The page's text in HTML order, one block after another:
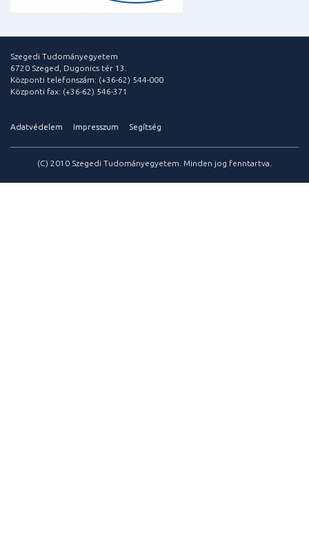
Szegedi Tudományegyetem
6720 Szeged, Dugonics tér 13.
Központi telefonszám: (+36-62) 544-000
Központi fax: (+36-62) 546-371
Adatvédelem Impresszum Segítség
(C) 2010 Szegedi Tudományegyetem. Minden jog fenntartva.